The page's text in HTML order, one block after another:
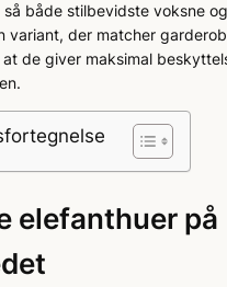
så både stilbevidste voksne
variant, der matcher
at de giver maksimal
elefanthuer på